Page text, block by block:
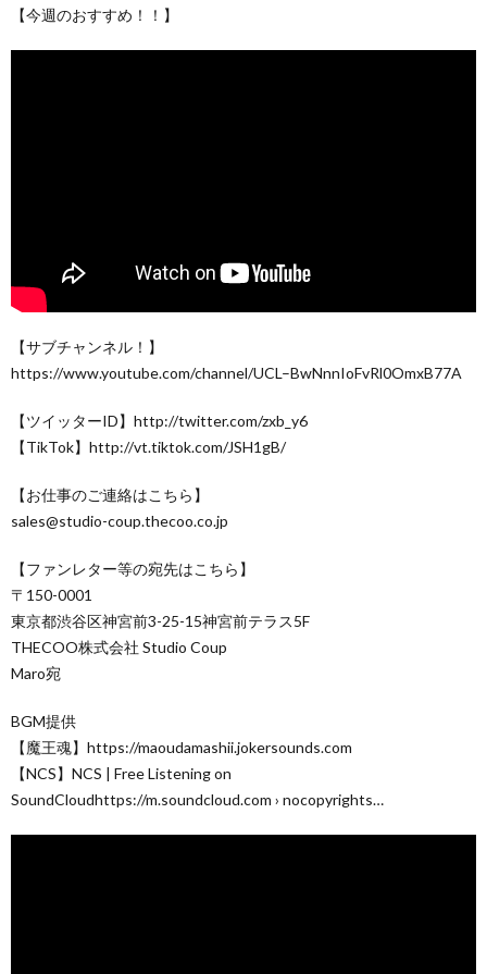
【今週のおすすめ！！】
【サブチャンネル！】
https://www.youtube.com/channel/UCL–BwNnnIoFvRl0OmxB77A
【ツイッターID】http://twitter.com/zxb_y6
【TikTok】http://vt.tiktok.com/JSH1gB/
【お仕事のご連絡はこちら】
sales@studio-coup.thecoo.co.jp
【ファンレター等の宛先はこちら】
〒150-0001
東京都渋谷区神宮前3-25-15神宮前テラス5F
THECOO株式会社 Studio Coup
Maro宛
BGM提供
【魔王魂】https://maoudamashii.jokersounds.com
【NCS】NCS | Free Listening on
SoundCloudhttps://m.soundcloud.com › nocopyrights…